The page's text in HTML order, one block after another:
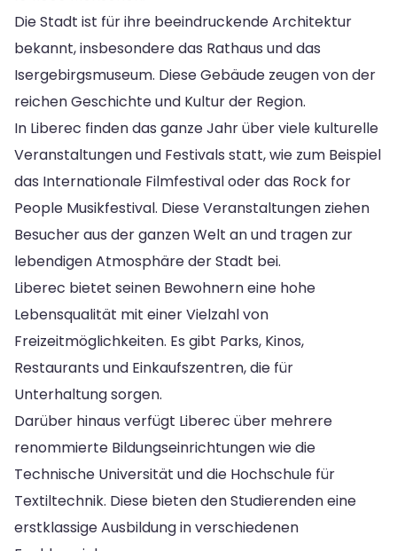
Die Stadt ist für ihre beeindruckende Architektur
bekannt, insbesondere das Rathaus und das
Isergebirgsmuseum. Diese Gebäude zeugen von der
reichen Geschichte und Kultur der Region.
In Liberec finden das ganze Jahr über viele kulturelle
Veranstaltungen und Festivals statt, wie zum Beispiel
das Internationale Filmfestival oder das Rock for
People Musikfestival. Diese Veranstaltungen ziehen
Besucher aus der ganzen Welt an und tragen zur
lebendigen Atmosphäre der Stadt bei.
Liberec bietet seinen Bewohnern eine hohe
Lebensqualität mit einer Vielzahl von
Freizeitmöglichkeiten. Es gibt Parks, Kinos,
Restaurants und Einkaufszentren, die für
Unterhaltung sorgen.
Darüber hinaus verfügt Liberec über mehrere
renommierte Bildungseinrichtungen wie die
Technische Universität und die Hochschule für
Textiltechnik. Diese bieten den Studierenden eine
erstklassige Ausbildung in verschiedenen